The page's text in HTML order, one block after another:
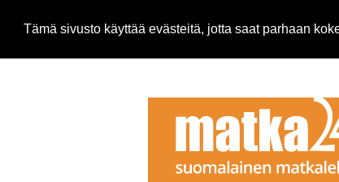
Tämä sivusto käyttää evästeitä, jotta saat parhaan